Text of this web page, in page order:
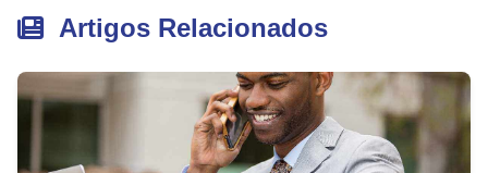
Artigos Relacionados